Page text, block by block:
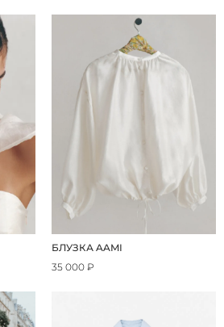
БЛУЗКА AAMI
35 000 ₽